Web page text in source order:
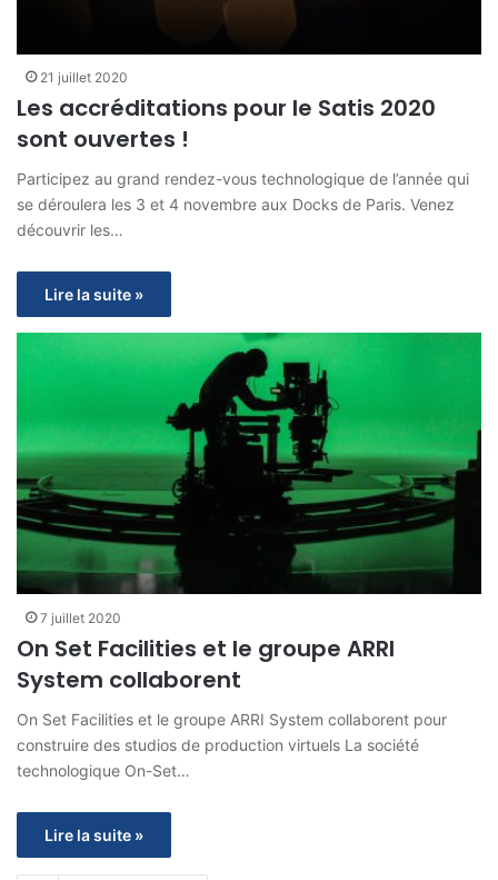
21 juillet 2020
Les accréditations pour le Satis 2020
sont ouvertes !
Participez au grand rendez-vous technologique de l’année qui
se déroulera les 3 et 4 novembre aux Docks de Paris. Venez
découvrir les…
Lire la suite »
7 juillet 2020
On Set Facilities et le groupe ARRI
System collaborent
On Set Facilities et le groupe ARRI System collaborent pour
construire des studios de production virtuels La société
technologique On-Set…
Lire la suite »